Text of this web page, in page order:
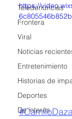
Teledenuncias
Frontera
Viral
Noticias
Entretenimiento
Historias de
Deportes
De interés
https://